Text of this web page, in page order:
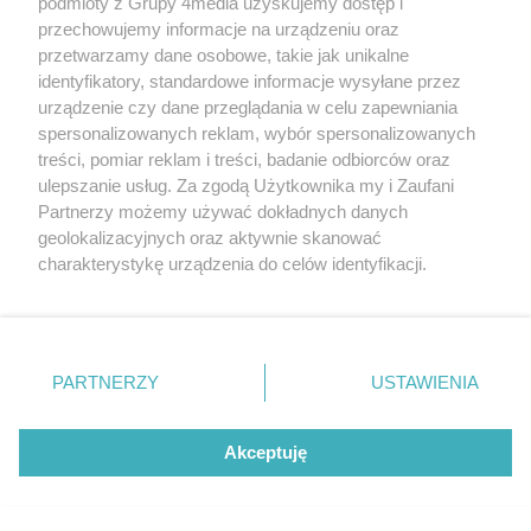
Konferencja prasowa zapowiadająca
Beach Ball Radom 2026 (zdjęcia)
Liczba
Data dodania galerii:
05.08.2026
Święto Żelaza i Stali w Chlewiskach
(zdjęcia)
Liczba
51
przechowujemy informacje na urządzeniu oraz
przetwarzamy dane osobowe, takie jak unikalne
identyfikatory, standardowe informacje wysyłane przez
urządzenie czy dane przeglądania w celu zapewniania
spersonalizowanych reklam, wybór spersonalizowanych
treści, pomiar reklam i treści, badanie odbiorców oraz
ulepszanie usług. Za zgodą Użytkownika my i Zaufani
Partnerzy możemy używać dokładnych danych
geolokalizacyjnych oraz aktywnie skanować
charakterystykę urządzenia do celów identyfikacji.
zmienić/wycofać klikając przycisk ustawień prywatności
znajdujący się w lewym dolnym rogu strony
. Niektóre
użytkownika, ale masz prawo sprzeciwić się takiemu
przetwarzaniu. Preferencje będą miały zastosowania tylko
PARTNERZY USTAWIENIA
Akceptuję